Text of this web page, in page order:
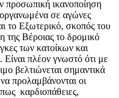
προσωπική ικανοποίηση
σε αγώνες
το Εξωτερικό, σκοπός του
της Βέροιας το δρομικό
των κατοίκων και
πλέον γνωστό ότι με
βελτιώνεται σημαντικά
προλαμβάνονται οι
καρδιοπάθειες,